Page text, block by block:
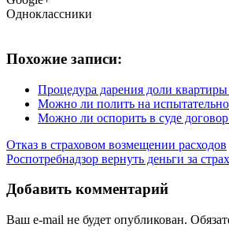
Одноклассники
Похожие записи:
Процедура дарения доли
Можно ли полить на
Можно ли оспорить в суде
Отказ в страховом возмещении расходов
Роспотребнадзор вернуть деньги за
Добавить комментарий
Ваш e-mail не будет опубликован.